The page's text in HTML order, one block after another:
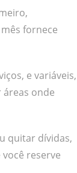
fornece
e variáveis,
áreas onde
quitar dívidas,
reserve